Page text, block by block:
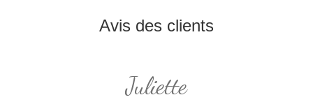
Avis des clients
Juliette